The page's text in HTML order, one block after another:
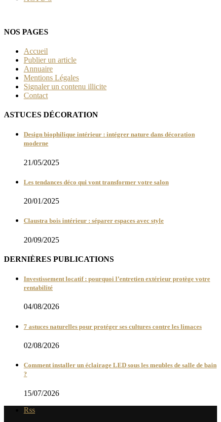
NOS PAGES
Accueil
Publier un article
Annuaire
Mentions Légales
Signaler un contenu illicite
Contact
ASTUCES DÉCORATION
Design biophilique intérieur : intégrer nature dans décoration
moderne
21/05/2025
Les tendances déco qui vont transformer votre salon
20/01/2025
Claustra bois intérieur : séparer espaces avec style
20/09/2025
DERNIÈRES PUBLICATIONS
Investissement locatif : pourquoi l’entretien extérieur protège votre
rentabilité
04/08/2026
7 astuces naturelles pour protéger ses cultures contre les limaces
02/08/2026
Comment installer un éclairage LED sous les meubles de salle de bain
?
15/07/2026
Rss